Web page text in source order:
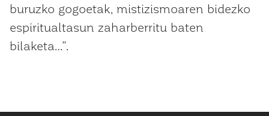
buruzko gogoetak, mistizismoaren bidezko
espiritualtasun zaharberritu baten
bilaketa…”.